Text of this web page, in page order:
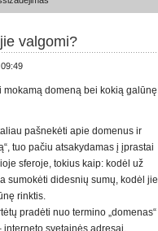
valgomi?
09:49
mokamą domeną bei kokią galūnę
pašnekėti apie domenus ir
tuo pačiu atsakydamas į įprastai
sferoje, tokius kaip: kodėl už
sumokėti didesnių sumų, kodėl jie
rinktis.
pradėti nuo termino „domenas“
interneto svetainės adresai,